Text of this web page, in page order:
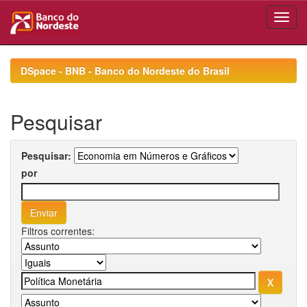
navigationDSpace - BNB - Banco do Nordeste do Brasil
Pesquisar
Pesquisar:
por
Filtros correntes: